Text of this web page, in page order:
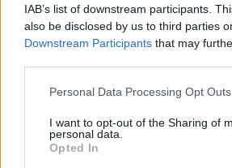
IAB’s list of downstream participants.
also be disclosed by us to third parties
Downstream Participants that may
Please note that this website/app uses
not limited to your visit or usage
grant or deny consent to Google and its
use your data for below specified
Personal Data Processing Opt Outs
I want to opt-out of the Sharing of
personal data.
Opted In
Giugno potrebbe risultare più
luglio e agosto mostrano un
a un aumento del caldo.
La tendenza,